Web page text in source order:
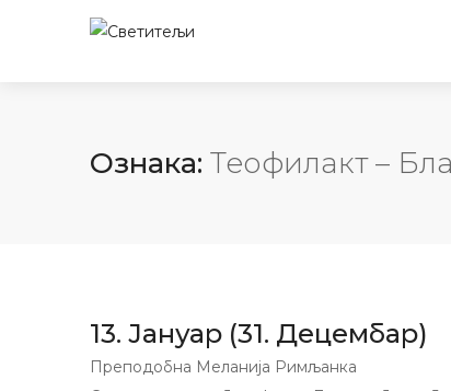
Ознака: Теофилакт –
13. Јануар (31. Децембар)
Преподобна Меланија Римљанка